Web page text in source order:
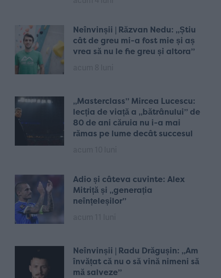
Neînvinșii | Răzvan Nedu: „Știu
cât de greu mi-a fost mie și aș
vrea să nu le fie greu și altora”
„Masterclass” Mircea Lucescu:
lecția de viață a „bătrânului” de
80 de ani căruia nu i-a mai
rămas pe lume decât succesul
Adio și câteva cuvinte: Alex
Mitriță și „generația
neînțeleșilor”
Neînvinșii | Radu Drăgușin: „Am
învățat că nu o să vină nimeni să
mă salveze”